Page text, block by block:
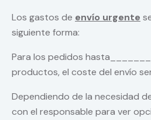
Los gastos de envío urgente
siguiente forma:
Para los pedidos
productos, el coste del envío
Dependiendo de la necesidad
con el responsable para ver